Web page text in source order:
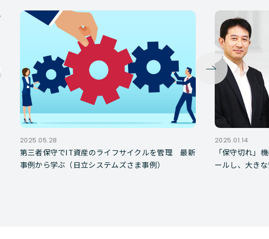
2025.05.28
第三者保守でIT資産のライフサイクルを管理 最新
事例から学ぶ（日立システムズさま事例）
2025.01.14
「保守切れ」
ールし、大き